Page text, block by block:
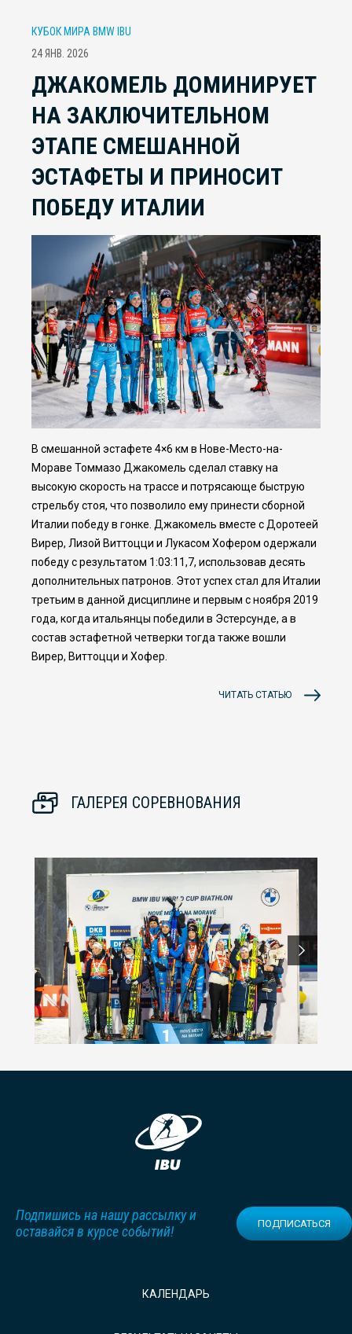
КУБОК МИРА BMW IBU
24 ЯНВ. 2026
ДЖАКОМЕЛЬ ДОМИНИРУЕТ
НА ЗАКЛЮЧИТЕЛЬНОМ
ЭТАПЕ СМЕШАННОЙ
ЭСТАФЕТЫ И ПРИНОСИТ
ПОБЕДУ ИТАЛИИ
В смешанной эстафете 4×6 км в Нове-Место-на-
Мораве Томмазо Джакомель сделал ставку на
высокую скорость на трассе и потрясающе быструю
стрельбу стоя, что позволило ему принести сборной
Италии победу в гонке. Джакомель вместе с Доротеей
Вирер, Лизой Виттоцци и Лукасом Хофером одержали
победу с результатом 1:03:11,7, использовав десять
дополнительных патронов. Этот успех стал для Италии
третьим в данной дисциплине и первым с ноября 2019
года, когда итальянцы победили в Эстерсунде, а в
состав эстафетной четверки тогда также вошли
Вирер, Виттоцци и Хофер.
ЧИТАТЬ СТАТЬЮ
ГАЛЕРЕЯ СОРЕВНОВАНИЯ
Подпишись на нашу рассылку и
оставайся в курсе событий!
ПОДПИСАТЬСЯ
КАЛЕНДАРЬ